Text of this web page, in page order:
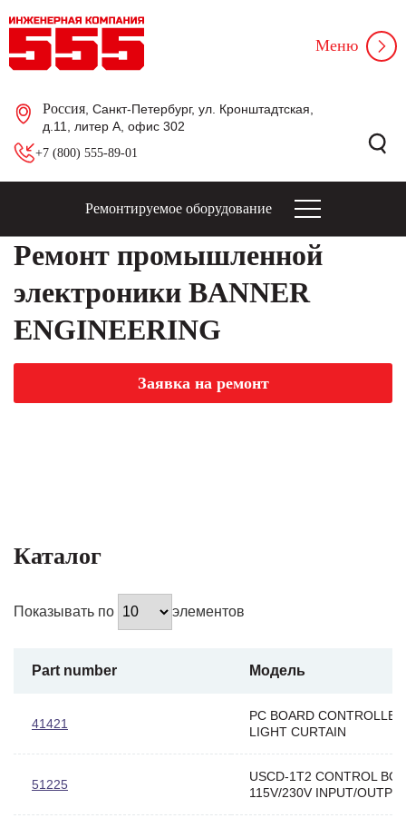
Россия , Санкт-Петербург, ул. Кронштадтская,
д.11, литер А, офис 302
+7 (800) 555-89-01
Меню
Ремонтируемое оборудование
Ремонт промышленной
электроники BANNER
ENGINEERING
Заявка на ремонт
Каталог
Показывать по элементов
Part number Модель
41421
PC BOARD
LIGHT CURTAIN
51225
USCD-1T2 CONTROL BOX
115V/230V INPUT/OUTPT